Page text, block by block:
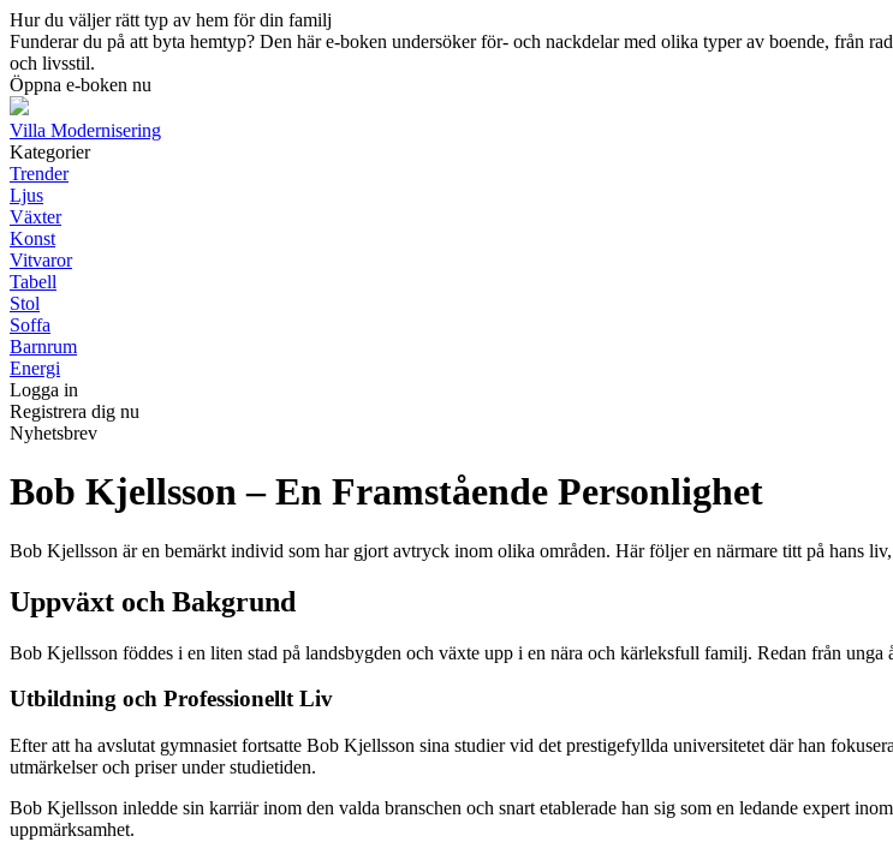
Hur du väljer rätt typ av hem för din familj
Funderar du på att byta hemtyp? Den här e-boken undersöker för- och nackdelar med olika typer av boende, från
och livsstil.
Öppna e-boken nu
Villa Modernisering
Kategorier
Trender
Ljus
Växter
Konst
Vitvaror
Tabell
Stol
Soffa
Barnrum
Energi
Logga in
Registrera dig nu
Nyhetsbrev
Bob Kjellsson – En Framstående Personlighet
Bob Kjellsson är en bemärkt individ som har gjort avtryck inom olika områden. Här följer en närmare titt på hans
Uppväxt och Bakgrund
Bob Kjellsson föddes i en liten stad på landsbygden och växte upp i en nära och kärleksfull familj. Redan från
Utbildning och Professionellt Liv
Efter att ha avslutat gymnasiet fortsatte Bob Kjellsson sina studier vid det prestigefyllda universitetet där han
utmärkelser och priser under studietiden.
Bob Kjellsson inledde sin karriär inom den valda branschen och snart etablerade han sig som en ledande expert
uppmärksamhet.